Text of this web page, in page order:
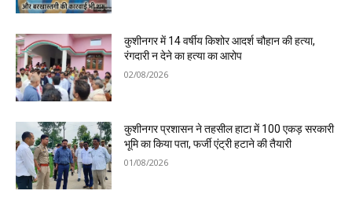
कुशीनगर में 14 वर्षीय किशोर आदर्श चौहान की हत्या,
रंगदारी न देने का हत्या का आरोप
02/08/2026
कुशीनगर प्रशासन ने तहसील हाटा में 100 एकड़ सरकारी
भूमि का किया पता, फर्जी एंट्री हटाने की तैयारी
01/08/2026